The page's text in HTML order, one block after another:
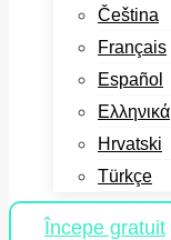
Čeština
Français
Español
Ελληνικά
Hrvatski
Türkçe
Începe gratuit